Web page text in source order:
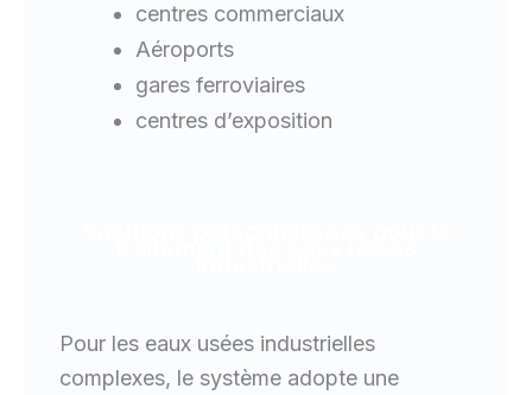
centres commerciaux
Aéroports
gares ferroviaires
centres d’exposition
Pour les eaux usées industrielles
complexes, le système adopte une